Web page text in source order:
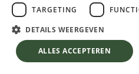
19 september 2026- 09:00
Gent,België
TARGETING
DETAILS WEERGEVEN
ALLES ACCEPTEREN